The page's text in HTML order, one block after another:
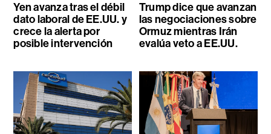
Yen avanza tras el débil
dato laboral de EE.UU. y
crece la alerta por
posible intervención
Trump dice que avanzan
las negociaciones sobre
Ormuz mientras Irán
evalúa veto a EE.UU.